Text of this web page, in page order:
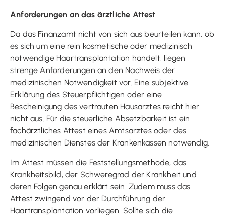
Anforderungen an das ärztliche Attest
Da das Finanzamt nicht von sich aus beurteilen kann, ob
es sich um eine rein kosmetische oder medizinisch
notwendige Haartransplantation handelt, liegen
strenge Anforderungen an den Nachweis der
medizinischen Notwendigkeit vor. Eine subjektive
Erklärung des Steuerpflichtigen oder eine
Bescheinigung des vertrauten Hausarztes reicht hier
nicht aus. Für die steuerliche Absetzbarkeit ist ein
fachärztliches Attest eines Amtsarztes oder des
medizinischen Dienstes der Krankenkassen notwendig.
Im Attest müssen die Feststellungsmethode, das
Krankheitsbild, der Schweregrad der Krankheit und
deren Folgen genau erklärt sein. Zudem muss das
Attest zwingend vor der Durchführung der
Haartransplantation vorliegen. Sollte sich die